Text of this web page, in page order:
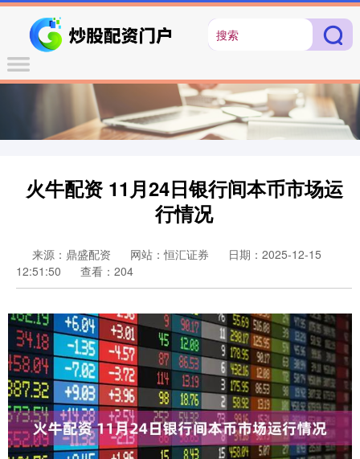
火牛配资 11月24日银行间本币市场运
行情况
来源：鼎盛配资 网站：恒汇证券
日期：2025-12-15
12:51:50
查看：204